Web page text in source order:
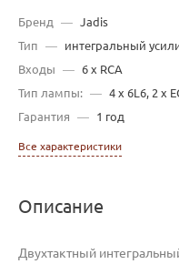
Бренд —
Jadis
Тип
—
интегральный
Входы
— 6 x RCA
Тип лампы: — 4 х 6L6, 2 x
Гарантия
— 1 год
Все характеристики
Описание
Двухтактный